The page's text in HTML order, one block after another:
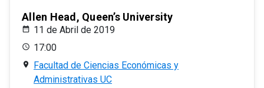
Allen Head, Queen’s University
11 de Abril de 2019
17:00
Facultad de Ciencias Económicas y
Administrativas UC